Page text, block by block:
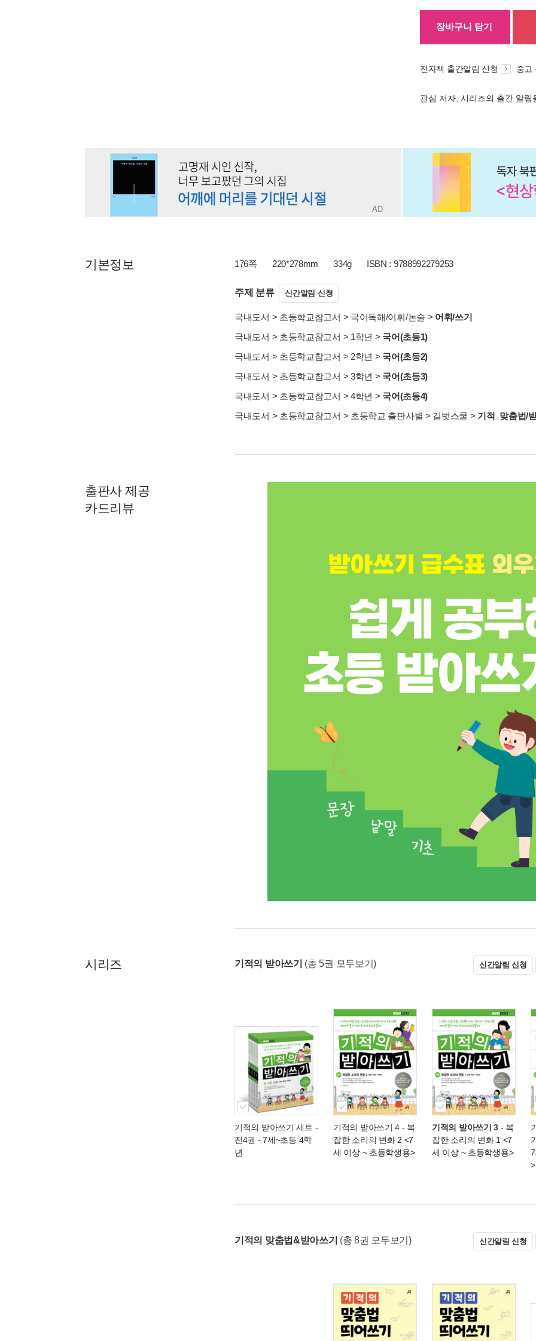
장바구니 담기
전자책 출간알림 신청 중고
관심 저자, 시리즈의 출간 알림
기본정보 176쪽 220*278mm 334g ISBN : 9788992279253
주제 분류 신간알림 신청
국내도서 > 초등학교참고서 > 국어독해/어휘/논술 > 어휘/쓰기
국내도서 > 초등학교참고서 > 1학년 > 국어(초등1)
국내도서 > 초등학교참고서 > 2학년 > 국어(초등2)
국내도서 > 초등학교참고서 > 3학년 > 국어(초등3)
국내도서 > 초등학교참고서 > 4학년 > 국어(초등4)
국내도서 > 초등학교참고서 > 초등학교 출판사별 > 길벗스쿨 > 기적_맞춤법/
출판사 제공
카드리뷰
시리즈 기적의 받아쓰기 (총 5권 모두보기) 신간알림 신청
기적의 받아쓰기 세트 -
전4권 - 7세~초등 4학
년
기적의 받아쓰기 4 - 복
잡한 소리의 변화 2 <7
세 이상 ~ 초등학생용>
기적의 받아쓰기 3 - 복
잡한 소리의 변화 1 <7
세 이상 ~ 초등학생용>
>
기적의 맞춤법&받아쓰기 (총 8권 모두보기) 신간알림 신청